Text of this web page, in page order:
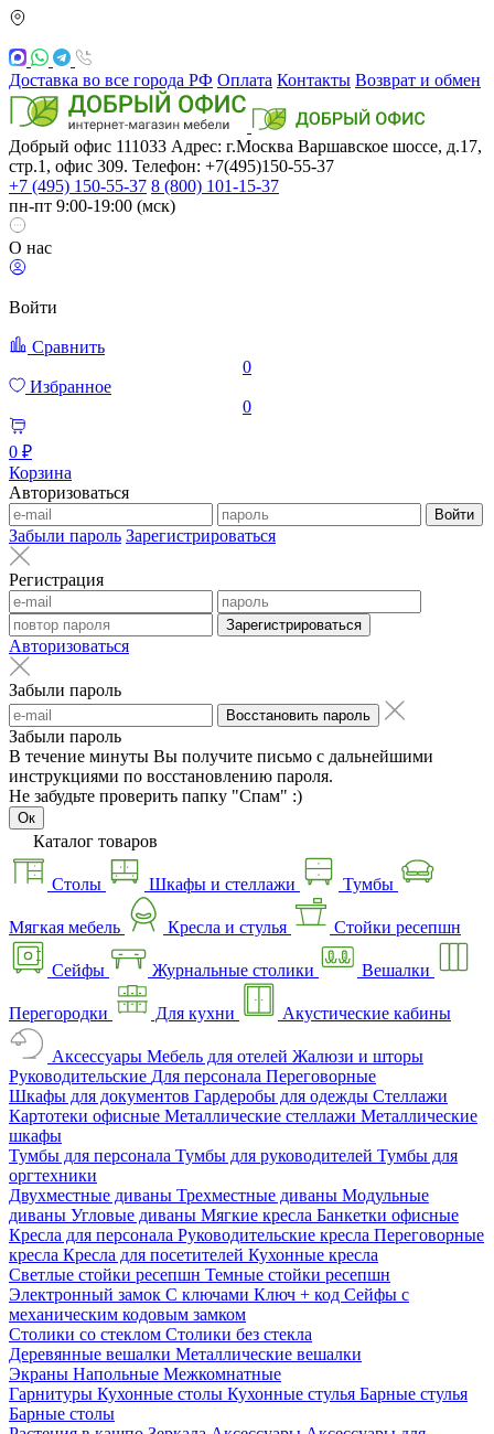
Доставка во все города РФ Оплата Контакты Возврат и обмен
Добрый офис 111033 Адрес: г.Москва Варшавское шоссе, д.17,
стр.1, офис 309. Телефон: +7(495)150-55-37
+7 (495) 150-55-37 8 (800) 101-15-37
пн-пт 9:00-19:00 (мск)
О нас
Войти
Сравнить
0
Избранное
0
0 ₽
Корзина
Авторизоваться
Войти
Забыли пароль Зарегистрироваться
Регистрация
Зарегистрироваться
Авторизоваться
Забыли пароль
Восстановить пароль
Забыли пароль
В течение минуты Вы получите письмо с дальнейшими
инструкциями по восстановлению пароля.
Не забудьте проверить папку "Спам" :)
Ок
Каталог товаров
Столы Шкафы и стеллажи Тумбы
Мягкая мебель Кресла и стулья Стойки ресепшн
Сейфы Журнальные столики Вешалки
Перегородки Для кухни Акустические кабины
Аксессуары Мебель для отелей Жалюзи и шторы
Руководительские Для персонала Переговорные
Шкафы для документов Гардеробы для одежды Стеллажи
Картотеки офисные Металлические стеллажи Металлические
шкафы
Тумбы для персонала Тумбы для руководителей Тумбы для
оргтехники
Двухместные диваны Трехместные диваны Модульные
диваны Угловые диваны Мягкие кресла Банкетки офисные
Кресла для персонала Руководительские кресла Переговорные
кресла Кресла для посетителей Кухонные кресла
Светлые стойки ресепшн Темные стойки ресепшн
Электронный замок С ключами Ключ + код Сейфы с
механическим кодовым замком
Столики со стеклом Столики без стекла
Деревянные вешалки Металлические вешалки
Экраны Напольные Межкомнатные
Гарнитуры Кухонные столы Кухонные стулья Барные стулья
Барные столы